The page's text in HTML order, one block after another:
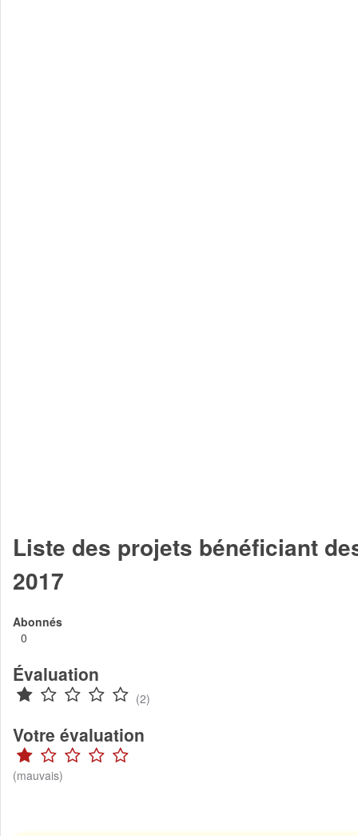
Liste des projets bénéficiant
2017
Abonnés
0
Évaluation
(2)
Votre évaluation
(mauvais)